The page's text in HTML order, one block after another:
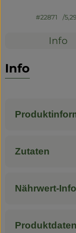
#22871
Info
Info
Zutaten
Nährwert-Info